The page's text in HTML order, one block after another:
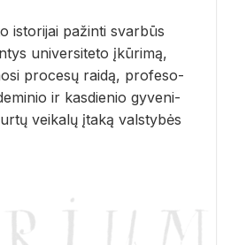
is­to­ri­jai pa­žin­ti svar­būs
uni­ver­si­te­to įkū­ri­mą,
pro­ce­sų rai­dą, pro­fe­so­
ir kas­die­nio gy­ve­ni­
vei­ka­lų įta­ką vals­ty­bės